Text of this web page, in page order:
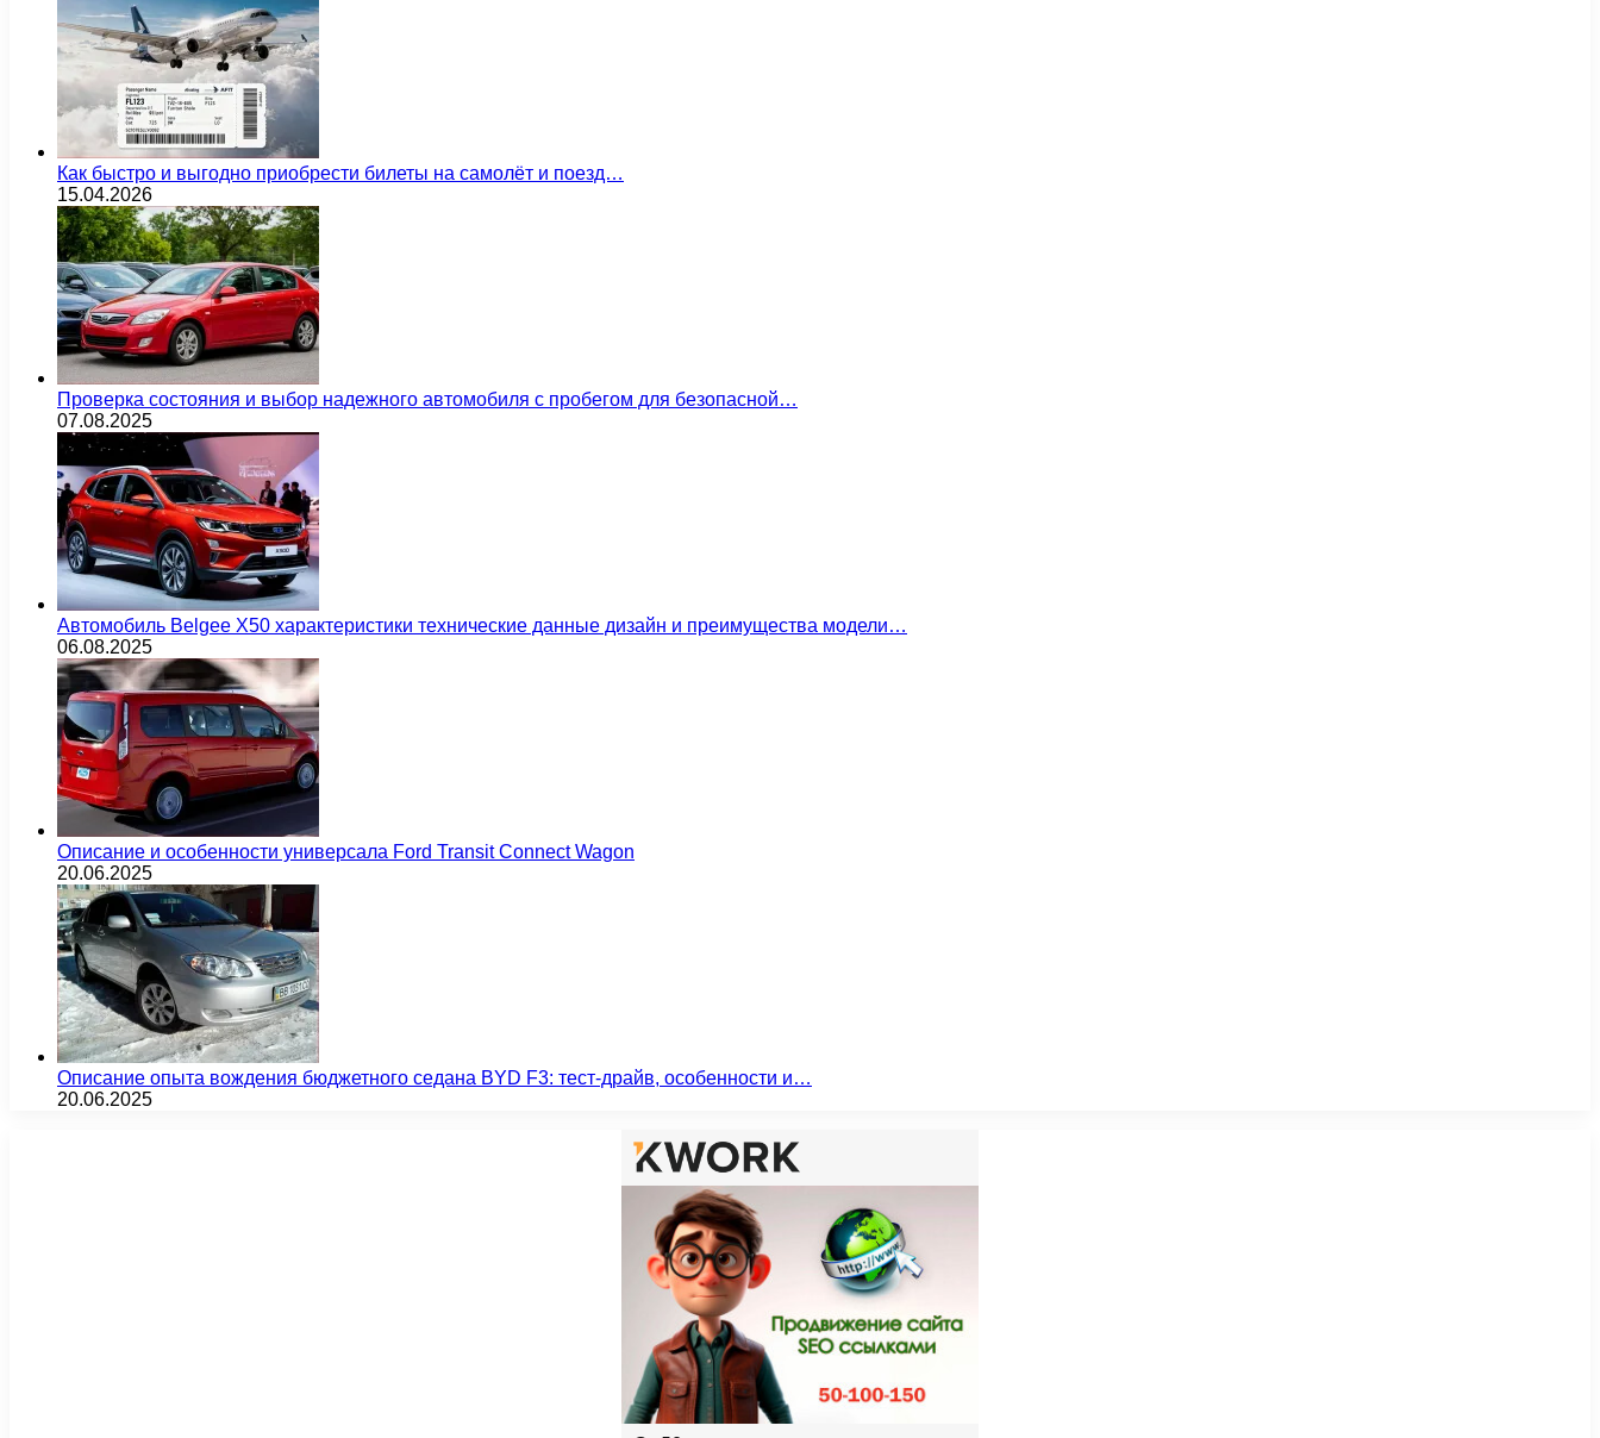
Как быстро и выгодно приобрести билеты на самолёт и поезд…
15.04.2026
Проверка состояния и выбор надежного автомобиля с пробегом для безопасной…
07.08.2025
Автомобиль Belgee X50 характеристики технические данные дизайн и преимущества модели…
06.08.2025
Описание и особенности универсала Ford Transit Connect Wagon
20.06.2025
Описание опыта вождения бюджетного седана BYD F3: тест-драйв, особенности и…
20.06.2025